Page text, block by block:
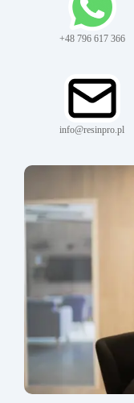
+48 796 617 366
info@resinpro.pl